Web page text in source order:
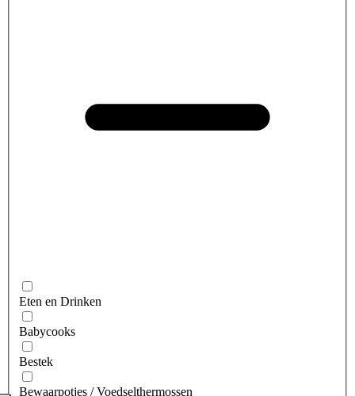
Eten en Drinken
Babycooks
Bestek
Bewaarpotjes / Voedselthermossen